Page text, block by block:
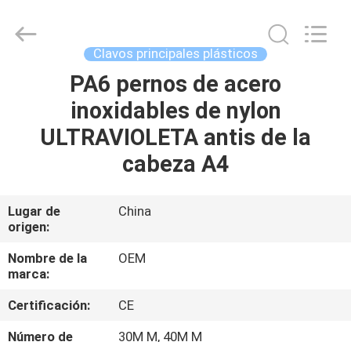
HOGAR
PRODUCTOS
NOSOTROS
VIAJE
DE
LA
Business
License.
Clavos principales plásticos
PA6 pernos de acero
inoxidables de nylon
ULTRAVIOLETA antis de la
cabeza A4
Lugar de
origen:
China
Nombre de la
marca:
OEM
Certificación:
CE
Número de
30M M, 40M M